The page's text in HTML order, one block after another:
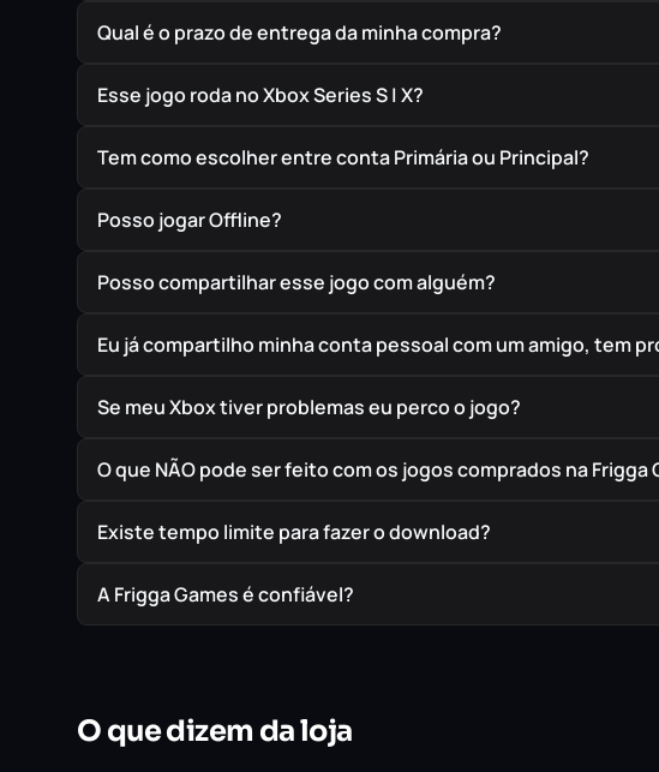
Qual é o prazo de entrega da minha compra?
Esse jogo roda no Xbox Series S | X?
Tem como escolher entre conta Primária ou Principal?
Posso jogar Offline?
Posso compartilhar esse jogo com alguém?
Eu já compartilho minha conta pessoal com um amigo, tem
Se meu Xbox tiver problemas eu perco o jogo?
O que NÃO pode ser feito com os jogos comprados na Frigga
Existe tempo limite para fazer o download?
A Frigga Games é confiável?
O que dizem da loja